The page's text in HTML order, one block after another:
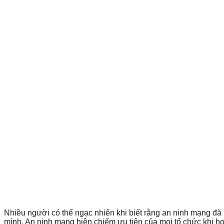
Nhiều người có thể ngạc nhiên khi biết rằng an ninh mạng
mình. An ninh mạng hiện chiếm ưu tiên của mọi tổ chức khi